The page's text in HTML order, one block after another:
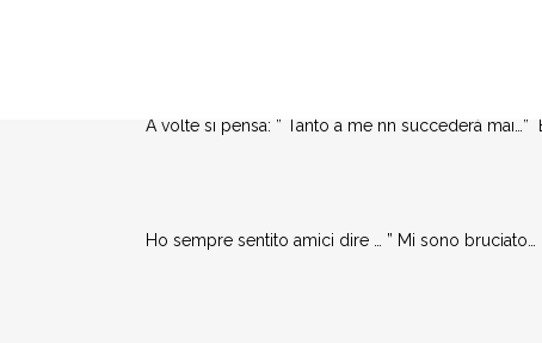
A volte si pensa: ” Tanto a me nn succederà
Ho sempre sentito amici dire … ” Mi sono